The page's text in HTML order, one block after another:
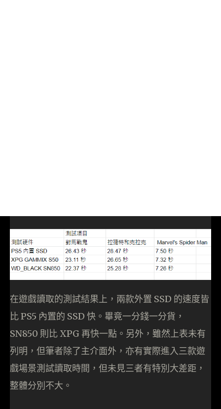
在遊戲讀取的測試結果上，兩款外置 SSD 的速度皆
比 PS5 內置的 SSD 快。畢竟一分錢一分貨，
SN850 則比 XPG 再快一點。另外，雖然上表未有
列明，但筆者除了主介面外，亦有實際進入三款遊
戲場景測試讀取時間，但未見三者有特別大差距，
整體分別不大。